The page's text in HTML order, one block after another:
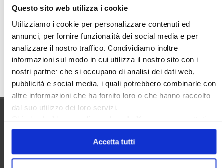
Questo sito web utilizza i cookie
Utilizziamo i cookie per personalizzare contenuti ed
annunci, per fornire funzionalità dei social media e per
analizzare il nostro traffico. Condividiamo inoltre
informazioni sul modo in cui utilizza il nostro sito con i
nostri partner che si occupano di analisi dei dati web,
pubblicità e social media, i quali potrebbero combinarle con
altre informazioni che ha fornito loro o che hanno raccolto
dal suo utilizzo dei loro servizi.
Chiudendo il banner cliccando sullaXverranno accettati
solo i cookie necessari.
Accetta tutti
Sunia
Trasferimenti
Treviso
Valore Case
Cerca
Utilità
Contatti e RPD